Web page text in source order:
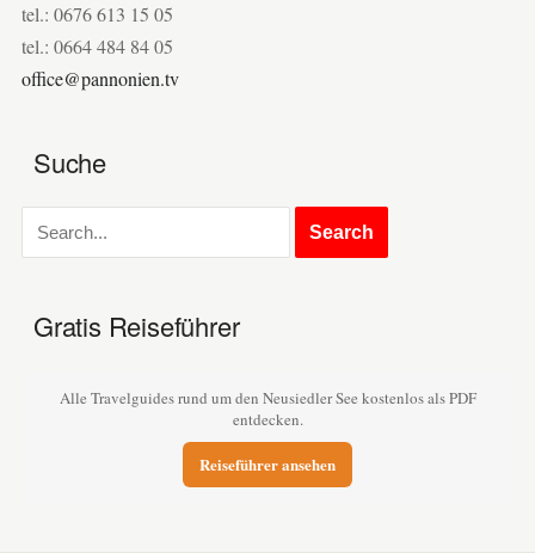
tel.: 0676 613 15 05
tel.: 0664 484 84 05
office@pannonien.tv
Suche
Gratis Reiseführer
Alle Travelguides rund um den Neusiedler See kostenlos als PDF
entdecken.
Reiseführer ansehen